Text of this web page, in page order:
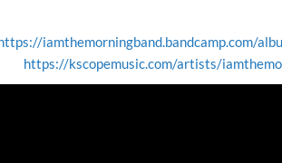
iamthemorningband.bandcamp.com/
https://kscopemusic.com/artists/